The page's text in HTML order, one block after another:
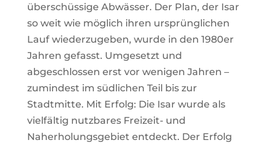
überschüssige Abwässer. Der Plan, der Isar
so weit wie möglich ihren ursprünglichen
Lauf wiederzugeben, wurde in den 1980er
Jahren gefasst. Umgesetzt und
abgeschlossen erst vor wenigen Jahren –
zumindest im südlichen Teil bis zur
Stadtmitte. Mit Erfolg: Die Isar wurde als
vielfältig nutzbares Freizeit- und
Naherholungsgebiet entdeckt. Der Erfolg